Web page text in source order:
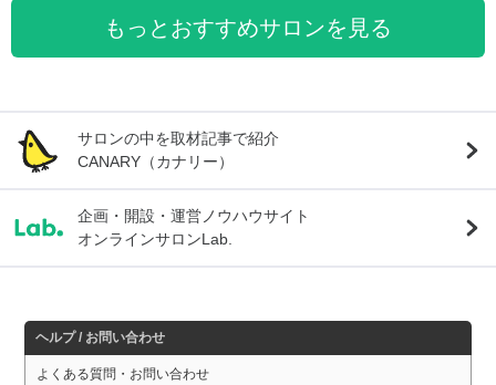
もっとおすすめサロンを見る
サロンの中を取材記事で紹介
CANARY（カナリー）
企画・開設・運営ノウハウサイト
オンラインサロンLab.
ヘルプ / お問い合わせ
よくある質問・お問い合わせ